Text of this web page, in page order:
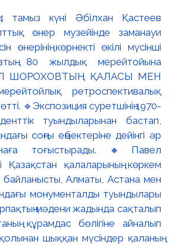
күні Әбілхан Қастеев
өнер музейінде заманауи
өнерінің көрнекті өкілі мүсінші
80 жылдық мерейтойына
ШОРОХОВТЫҢ ҚАЛАСЫ МЕН
ретроспективалық
🔹Экспозиция суретшінің 1970-
туындыларынан бастап,
соңғы еңбектеріне дейінгі әр
тоғыстырады. 🔸Павел
Қазақстан қалаларының көркем
байланысты, Алматы, Астана мен
монументалды туындылары
мәдени жадында сақталып
құрамдас бөлігіне айналып
шыққан мүсіндер қаланың